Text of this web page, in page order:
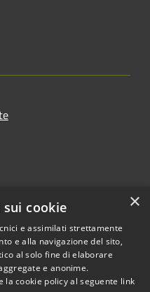
Copyright © 2026 • Comune di
×
cookie
e assimilati strettamente
e alla navigazione del sito,
al solo fine di elaborare
e anonime.
la cookie policy al seguente link